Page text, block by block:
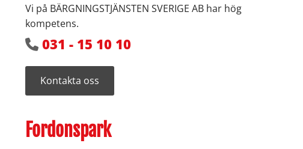
Vi på BÄRGNINGSTJÄNSTEN SVERIGE AB har hög
kompetens.
 031 - 15 10 10
Kontakta oss
Fordonspark